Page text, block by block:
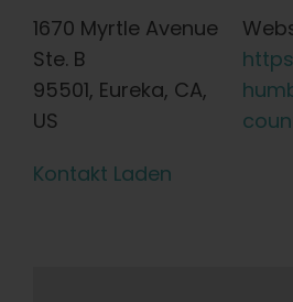
1670 Myrtle Avenue
Ste. B
95501, Eureka, CA,
US
Kontakt Laden